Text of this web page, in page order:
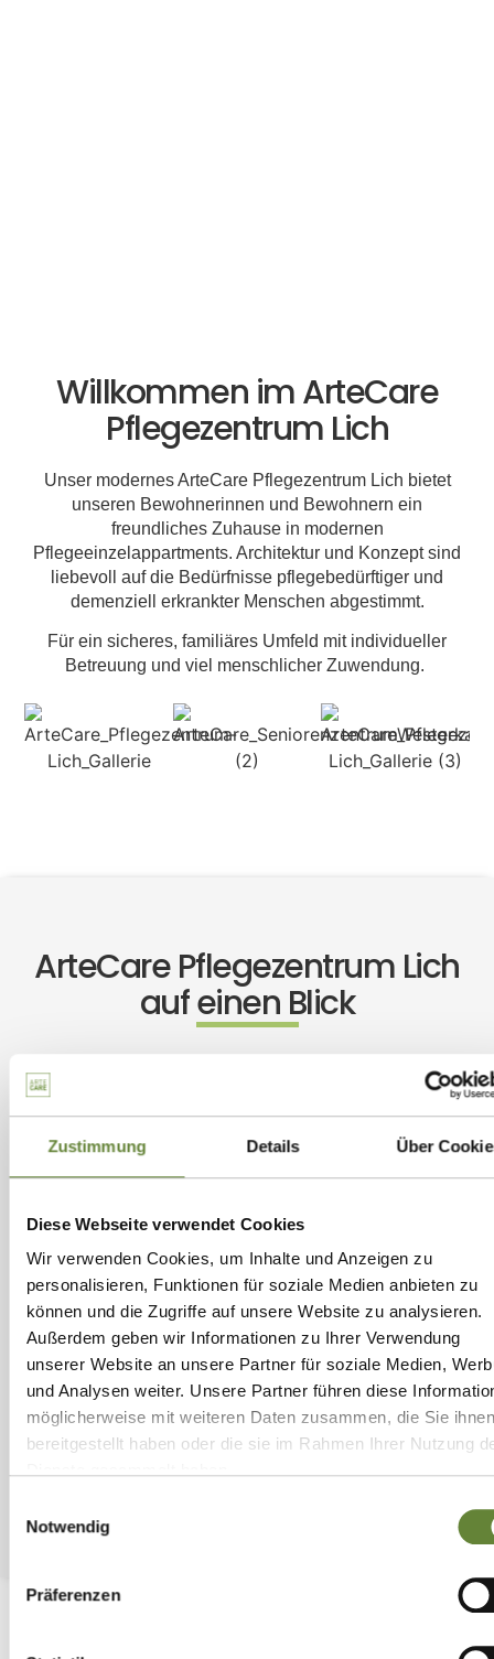
Zustimmung Details Über
Diese Webseite verwendet Cookies
Wir verwenden Cookies, um Inhalte und Anzeigen zu
personalisieren, Funktionen für soziale Medien anbieten zu
können und die Zugriffe auf unsere Website zu analysieren.
Außerdem geben wir Informationen zu Ihrer Verwendung
unserer Website an unsere Partner für soziale Medien,
und Analysen weiter. Unsere Partner führen diese
möglicherweise mit weiteren Daten zusammen, die Sie ihnen
bereitgestellt haben oder die sie im Rahmen Ihrer Nutzung
Notwendig
Präferenzen
Willkommen im ArteCare
Pflegezentrum Lich
Unser modernes ArteCare Pflegezentrum Lich bietet
unseren Bewohnerinnen und Bewohnern ein
freundliches Zuhause in modernen
Pflegeeinzelappartments. Architektur und Konzept sind
liebevoll auf die Bedürfnisse pflegebedürftiger und
demenziell erkrankter Menschen abgestimmt.
Für ein sicheres, familiäres Umfeld mit individueller
Betreuung und viel menschlicher Zuwendung.
ArteCare Pflegezentrum Lich
auf einen Blick
& Kurzzeitpflegeplätze
1
Bistro und Café „Licher Stübchen“
1
großzügige Gartenanlage mit vielen
Sitzmöglichkeiten, Friseur und Fußpflege
Mehr über Pflege & Betreuung